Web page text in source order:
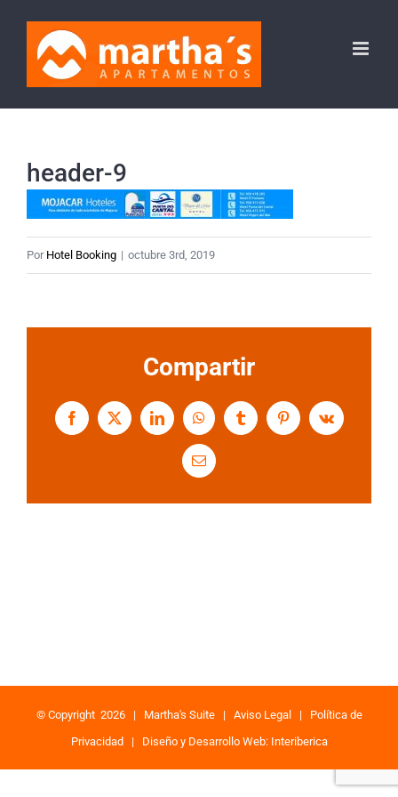
contenido
header-9
Por Hotel Booking | octubre 3rd, 2019
Compartir
Facebook
X LinkedInWhatsAppTumblr PinterestVk
Correo
electrónico
© Copyright 2026 | Martha's Suite| Aviso Legal | Política de
Privacidad | Diseño y Desarrollo Web: Interiberica